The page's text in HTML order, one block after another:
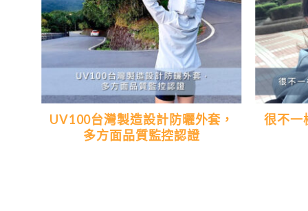
UV100台灣製造設計防曬外套，
多方面品質監控認證
很不一